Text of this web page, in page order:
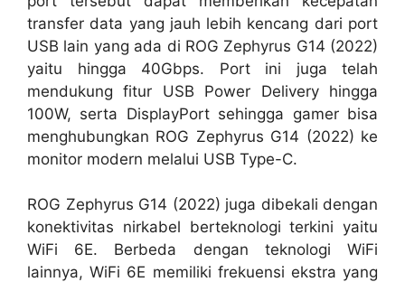
transfer data yang jauh lebih kencang dari port
USB lain yang ada di ROG Zephyrus G14 (2022)
yaitu hingga 40Gbps. Port ini juga telah
mendukung fitur USB Power Delivery hingga
100W, serta DisplayPort sehingga gamer bisa
menghubungkan ROG Zephyrus G14 (2022) ke
monitor modern melalui USB Type-C.
ROG Zephyrus G14 (2022) juga dibekali dengan
konektivitas nirkabel berteknologi terkini yaitu
WiFi 6E. Berbeda dengan teknologi WiFi
lainnya, WiFi 6E memiliki frekuensi ekstra yang